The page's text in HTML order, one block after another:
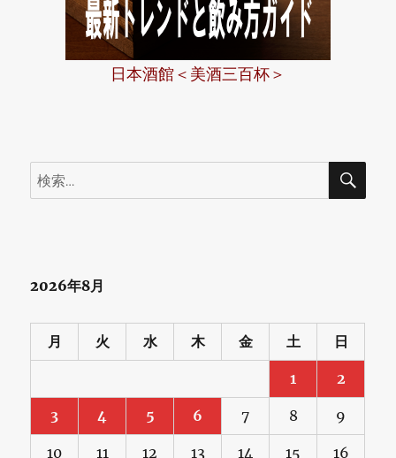
日本酒館＜美酒三百杯＞
検
索:
検
2026年8月
月 火 水 木 金 土 日
1 2
3 4 5 6 7 8 9
10 11 12 13 14 15 16